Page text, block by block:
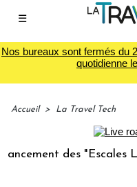
☰
Nos bureaux sont fermés du
quotidienne
Accueil > La Travel Tech
des "Escales